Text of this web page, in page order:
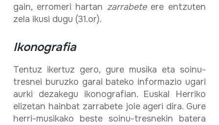
gain, erromeri hartan zarrabeteere entzuten
zela ikusi dugu (31.or).
Ikonografia
Tentuz ikertuz gero, gure musika eta soinu-
tresnei buruzko garai bateko informazio ugari
aurki dezakegu ikonografian. Euskal Herriko
elizetan hainbat zarrabete jole ageri dira. Gure
herri-musikako beste soinu-tresnekin batera